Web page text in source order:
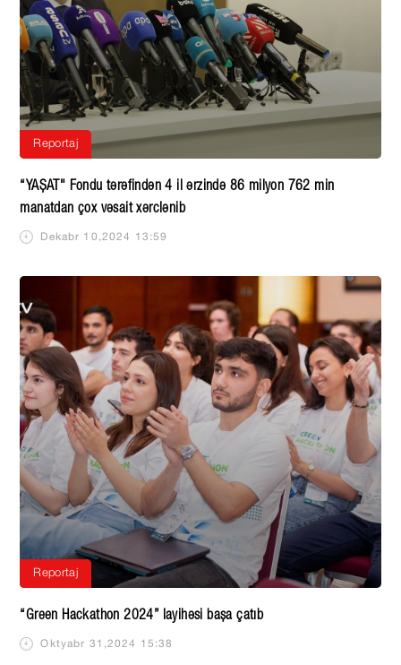
“YAŞAT" Fondu tərəfindən 4 il ərzində 86 milyon 762 min
manatdan çox vəsait xərclənib
Dekabr 10,2024 13:59
Reportaj
“Green Hackathon 2024” layihəsi başa çatıb
Oktyabr 31,2024 15:38
Reportaj